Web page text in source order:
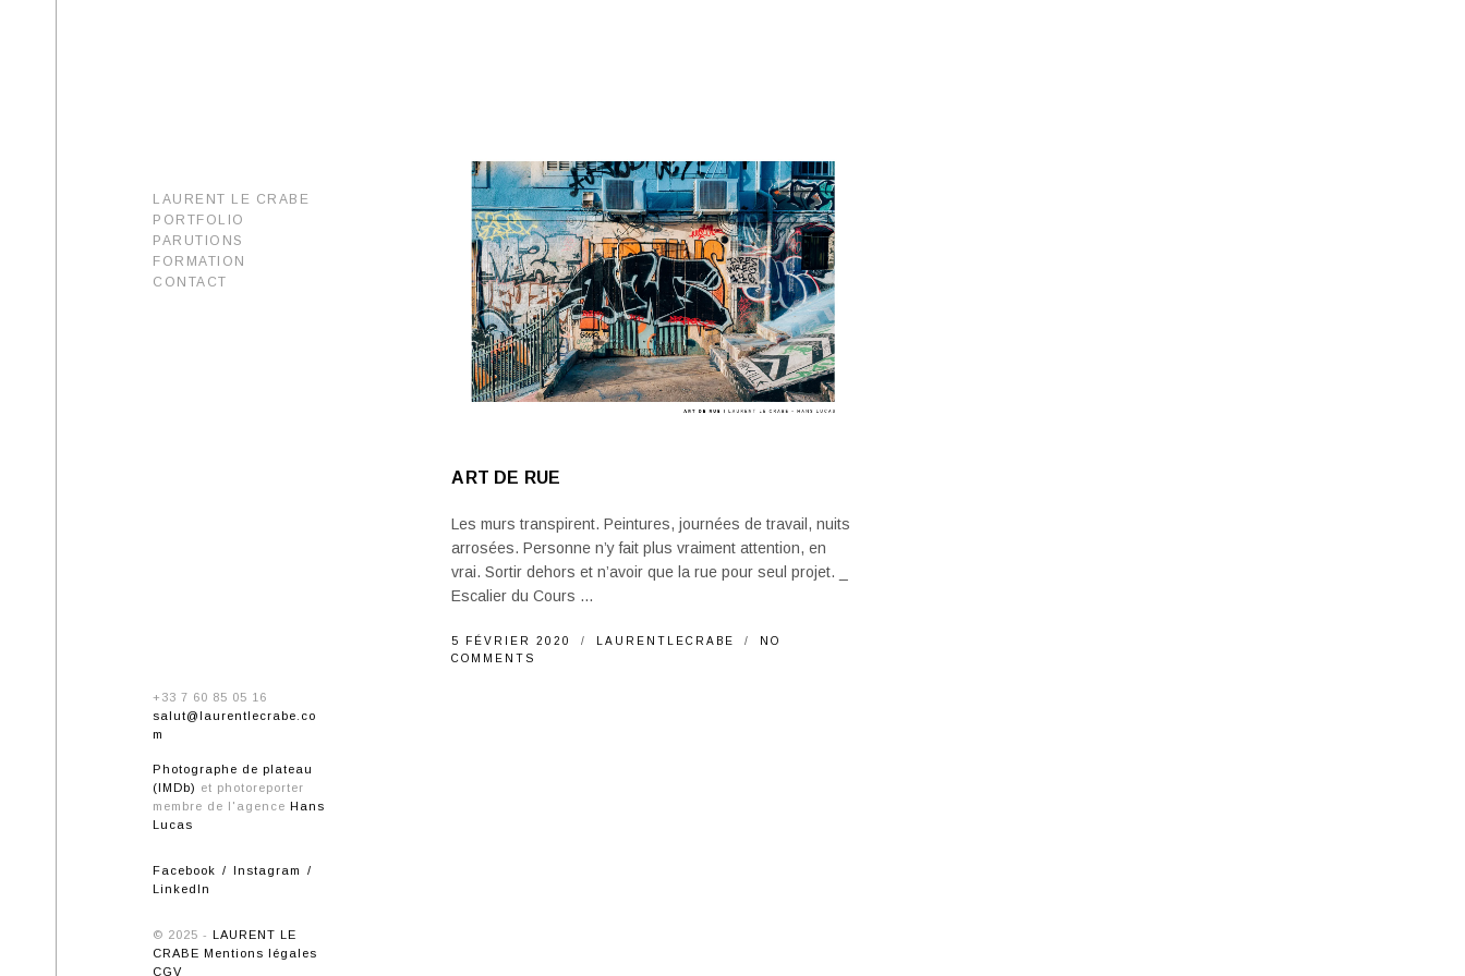
LAURENT LE CRABE
PORTFOLIO
PARUTIONS
FORMATION
CONTACT
+33 7 60 85 05 16
salut@laurentlecrabe.co
m
Photographe de plateau
(IMDb) et photoreporter
membre de l'agence Hans
Lucas
Facebook
Instagram
LinkedIn
© 2025 - LAURENT LE
CRABE Mentions légales
CGV
ART DE RUE
Les murs transpirent. Peintures, journées de travail, nuits
arrosées. Personne n’y fait plus vraiment attention, en
vrai. Sortir dehors et n’avoir que la rue pour seul projet. _
Escalier du Cours ...
5 FÉVRIER 2020 LAURENTLECRABE
NO
COMMENTS